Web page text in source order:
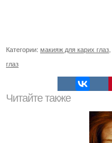
Категории: макияж для карих глаз
глаз
Читайте также